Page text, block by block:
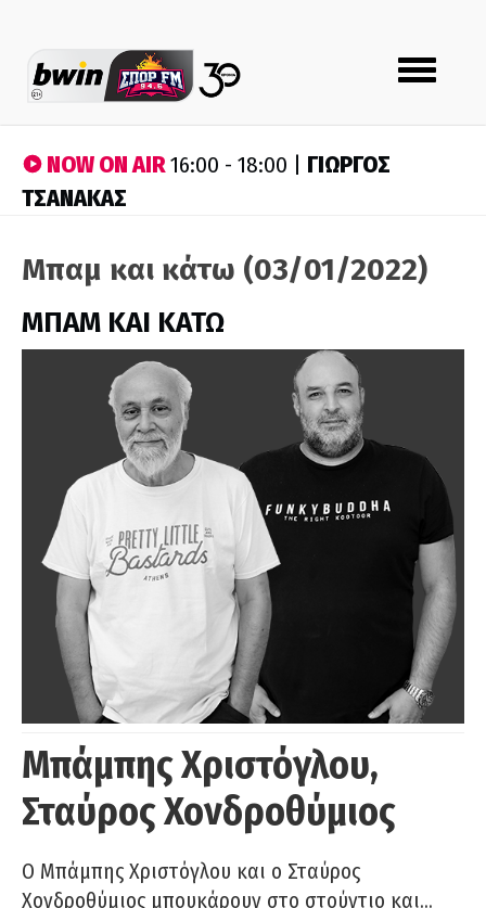
Toggle
navigation
NOW ON AIR16:00 - 18:00 | ΓΙΩΡΓΟΣ
ΤΣΑΝΑΚΑΣ
Μπαμ και κάτω (03/01/2022)
ΜΠΑΜ ΚΑΙ ΚΑΤΩ
Μπάμπης Χριστόγλου,
Σταύρος Χονδροθύμιος
O Μπάμπης Χριστόγλου και ο Σταύρος
Χονδροθύμιος μπουκάρουν στο στούντιο και…